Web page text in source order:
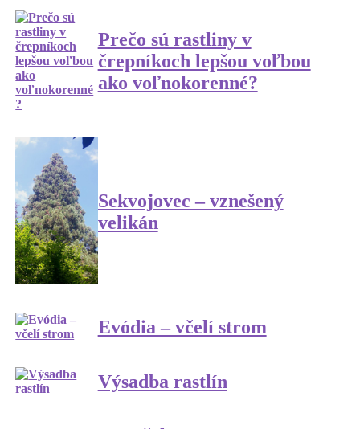
Prečo sú rastliny v
črepníkoch lepšou voľbou
ako voľnokorenné?
Sekvojovec – vznešený
velikán
Evódia – včelí strom
Výsadba rastlín